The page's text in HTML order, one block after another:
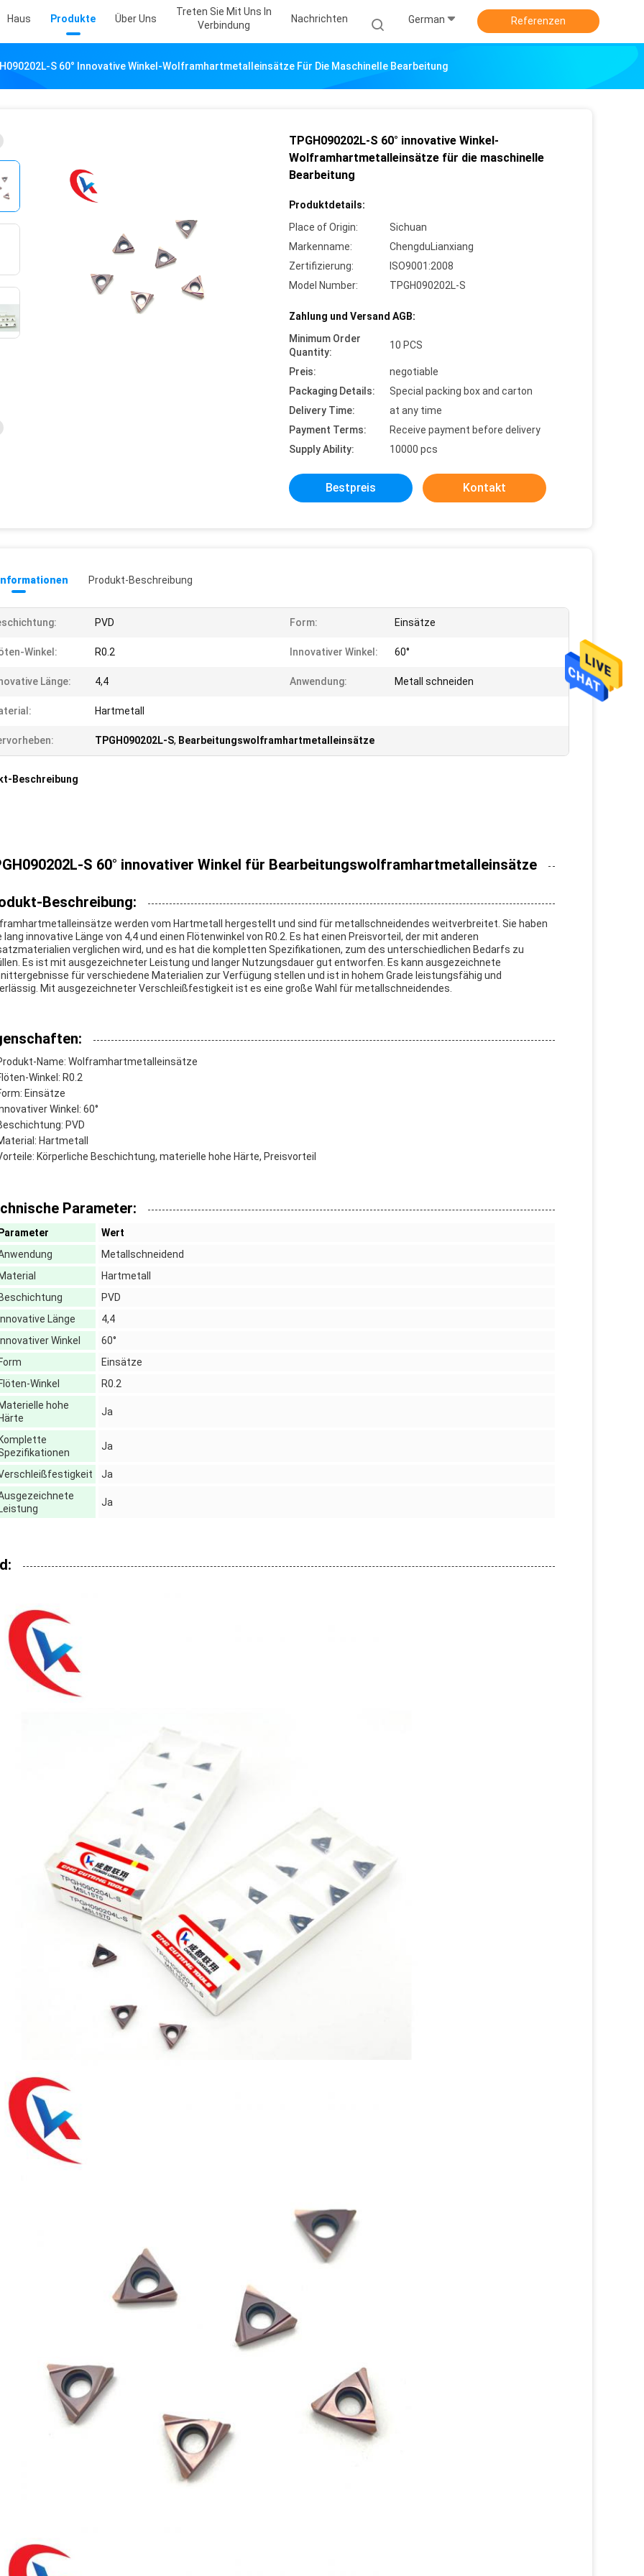
Haus Produkte Über Uns
Treten Sie Mit Uns In
Verbindung
Nachrichten German Referenzen
S 60° Innovative Winkel-Wolframhartmetalleinsätze Für Die Maschinelle Bearbeitung
TPGH090202L-S 60° innovative Winkel-
Wolframhartmetalleinsätze für die maschinelle
Bearbeitung
Produktdetails:
Place of Origin:
Sichuan
Markenname:
ChengduLianxiang
Zertifizierung:
ISO9001:2008
Model Number:
TPGH090202L-S
Zahlung und Versand AGB:
Minimum Order
Quantity:
10 PCS
Preis:
negotiable
Packaging Details:
Special packing box and carton
Delivery Time:
at any time
Payment Terms:
Receive payment before delivery
Supply Ability:
10000 pcs
Bestpreis Kontakt
Produkt-Beschreibung
PVD Form: Einsätze
Winkel: R0.2 Innovativer Winkel: 60°
Länge: 4,4 Anwendung: Metall schneiden
Hartmetall
TPGH090202L-S, Bearbeitungswolframhartmetalleinsätze
Beschreibung
S 60° innovativer Winkel für Bearbeitungswolframhartmetalleinsätze
Beschreibung:
werden vom Hartmetall hergestellt und sind für metallschneidendes weitverbreitet. Sie haben
lang innovative Länge von 4,4 und einen Flötenwinkel von R0.2. Es hat einen Preisvorteil, der mit anderen
verglichen wird, und es hat die kompletten Spezifikationen, zum des unterschiedlichen Bedarfs zu
Es ist mit ausgezeichneter Leistung und langer Nutzungsdauer gut entworfen. Es kann ausgezeichnete
für verschiedene Materialien zur Verfügung stellen und ist in hohem Grade leistungsfähig und
Mit ausgezeichneter Verschleißfestigkeit ist es eine große Wahl für metallschneidendes.
Name: Wolframhartmetalleinsätze
Winkel: R0.2
Einsätze
Winkel: 60°
PVD
Hartmetall
Körperliche Beschichtung, materielle hohe Härte, Preisvorteil
Parameter:
Wert
Metallschneidend
Hartmetall
PVD
Länge
4,4
Winkel
60°
Einsätze
Winkel
R0.2
hohe
Ja
Ja
Ja
Ja